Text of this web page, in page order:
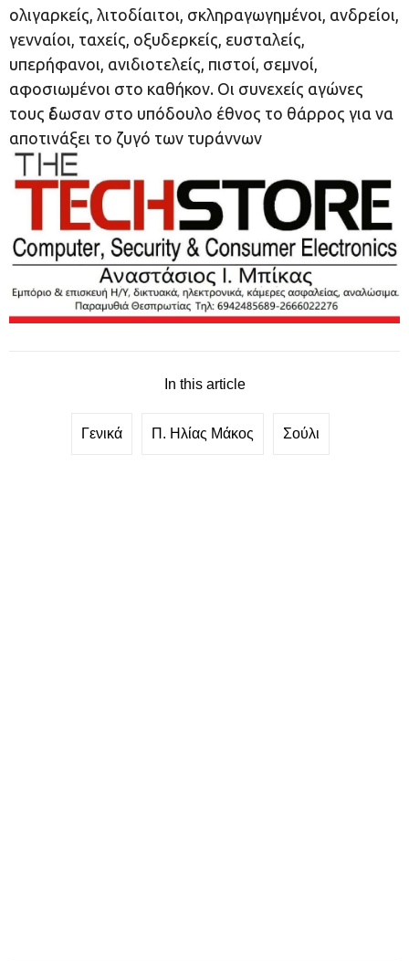
ολιγαρκείς, λιτοδίαιτοι, σκληραγωγημένοι, ανδρείοι,
γενναίοι, ταχείς, οξυδερκείς, ευσταλείς,
υπερήφανοι, ανιδιοτελείς, πιστοί, σεμνοί,
αφοσιωμένοι στο καθήκον. Οι συνεχείς αγώνες
τους ἐδωσαν στο υπόδουλο έθνος το θάρρος για να
αποτινάξει το ζυγό των τυράννων
In this article
Γενικά Π. Ηλίας Μάκος Σούλι